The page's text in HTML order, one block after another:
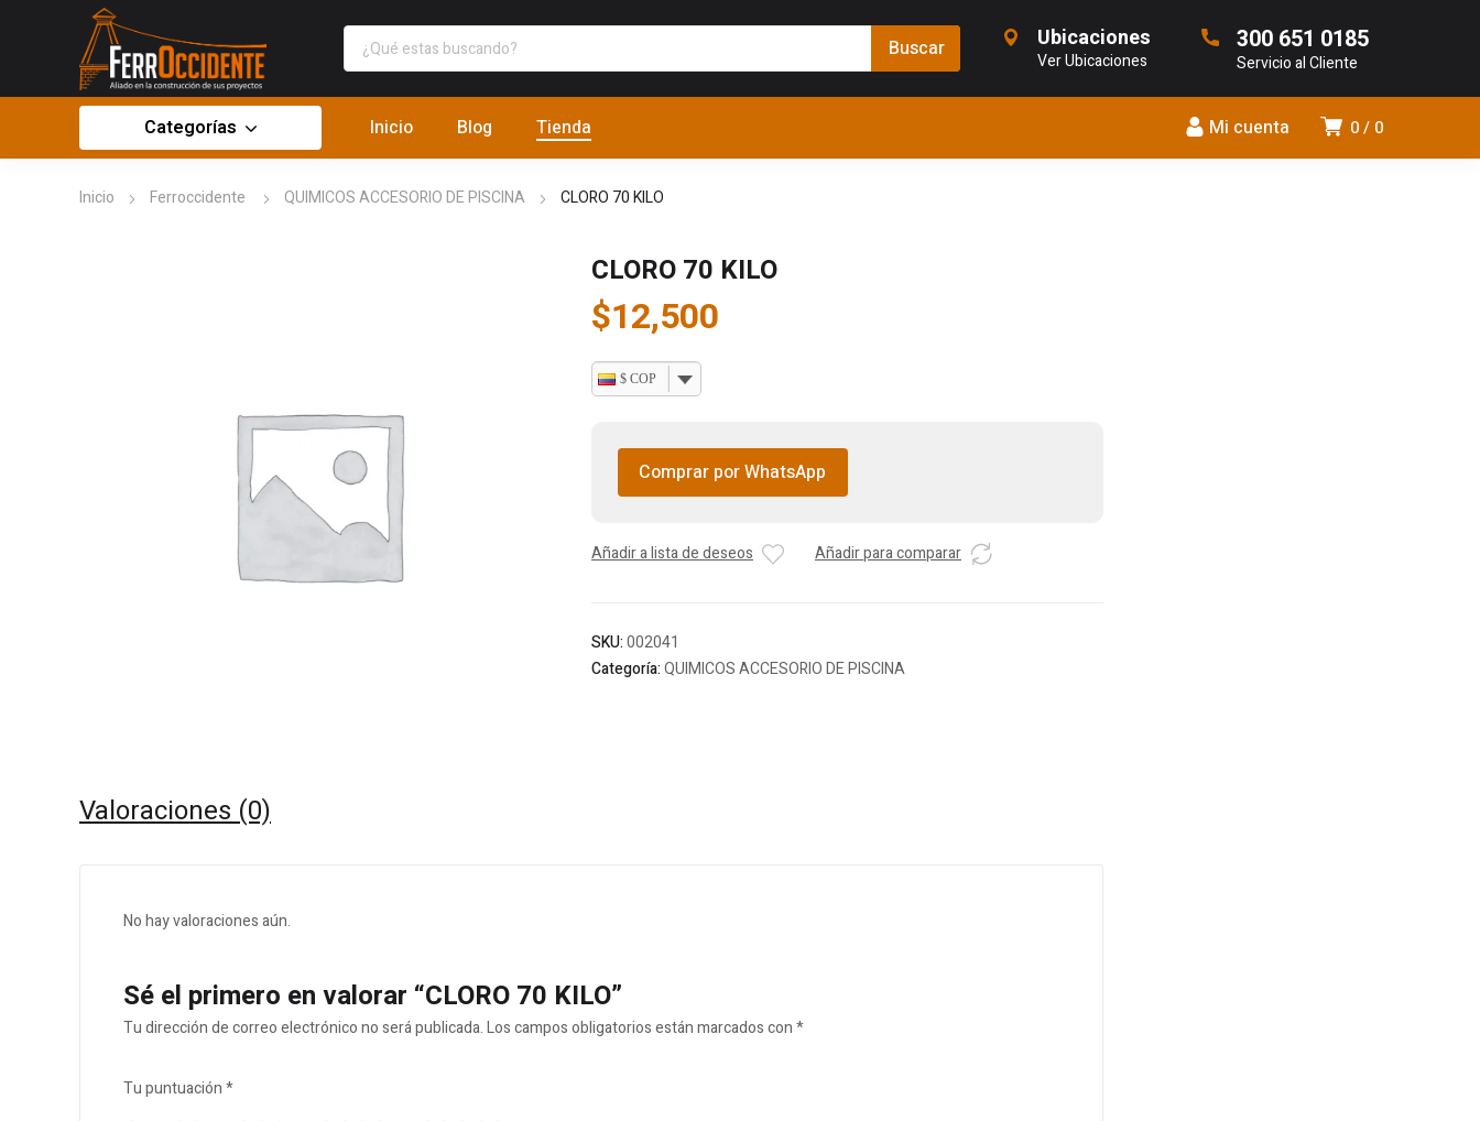
Ubicaciones
Ver Ubicaciones
300 651 0185
Servicio al Cliente
0 0
Mi cuenta
Categorías Inicio Blog Tienda
Inicio Ferroccidente QUIMICOS ACCESORIO DE PISCINA CLORO 70 KILO
CLORO 70 KILO
$12,500
$ COP
Comprar por WhatsApp
Añadir a lista de deseos Añadir para comparar
SKU:002041
Categoría:QUIMICOS ACCESORIO DE PISCINA
Valoraciones (0)
No hay valoraciones aún.
Sé el primero en valorar “CLORO 70 KILO”
Tu dirección de correo electrónico no será publicada.Los campos obligatorios están marcados con*
Tu puntuación*